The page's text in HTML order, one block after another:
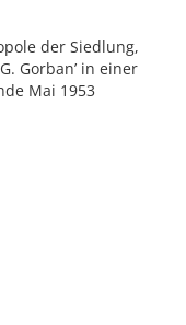
der Siedlung,
Gorban’ in einer
Mai 1953